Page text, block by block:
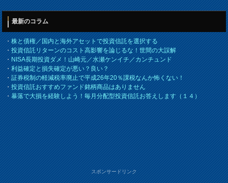
最新のコラム
・株と債権／国内と海外アセットで投資信託を選択する
・投資信託リターンのコスト高影響を論じるな！世間の大誤解
・NISA長期投資ダメ！山崎元／水瀬ケンイチ／カンチュンド
・利益確定と損失確定が悪い？良い？
・証券税制の軽減税率廃止で平成26年20％課税なんか怖くない！
・投資信託おすすめファンド銘柄商品はありません
・暴落で大損を経験しよう！毎月分配型投資信託お答えします（１４）
スポンサードリンク